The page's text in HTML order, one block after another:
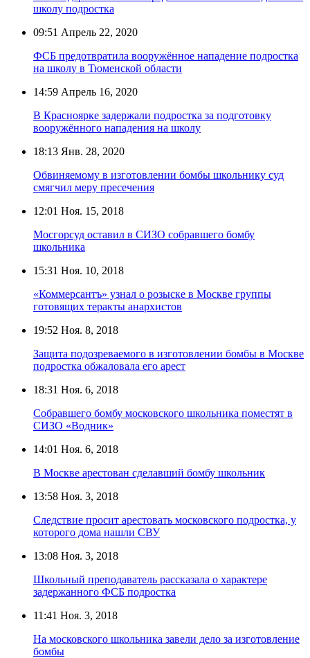
школу подростка
09:51 Апрель 22, 2020
ФСБ предотвратила вооружённое нападение подростка
на школу в Тюменской области
14:59 Апрель 16, 2020
В Красноярке задержали подростка за подготовку
вооружённого нападения на школу
18:13 Янв. 28, 2020
Обвиняемому в изготовлении бомбы школьнику суд
смягчил меру пресечения
12:01 Ноя. 15, 2018
Мосгорсуд оставил в СИЗО собравшего бомбу
школьника
15:31 Ноя. 10, 2018
«Коммерсантъ» узнал о розыске в Москве группы
готовящих теракты анархистов
19:52 Ноя. 8, 2018
Защита подозреваемого в изготовлении бомбы в Москве
подростка обжаловала его арест
18:31 Ноя. 6, 2018
Собравшего бомбу московского школьника поместят в
СИЗО «Водник»
14:01 Ноя. 6, 2018
В Москве арестован сделавший бомбу школьник
13:58 Ноя. 3, 2018
Следствие просит арестовать московского подростка, у
которого дома нашли СВУ
13:08 Ноя. 3, 2018
Школьный преподаватель рассказала о характере
задержанного ФСБ подростка
11:41 Ноя. 3, 2018
На московского школьника завели дело за изготовление
бомбы